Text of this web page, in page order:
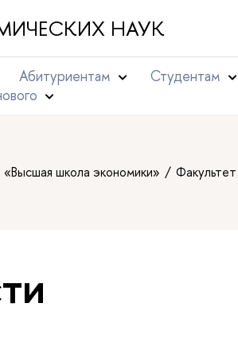
НАУК
Абитуриентам Студентам
«Высшая школа экономики»